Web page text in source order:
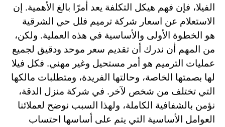
الفيلا، فإن فهم هيكل التكلفة يعد أمرًا بالغ الأهمية. إن
الاستعلام عن اسعار شركة ترميم فلل حي الشرقية
هو الخطوة الأولى والأساسية في هذه العملية. ولكن،
من المهم أن ندرك أن تقديم سعر موحد ودقيق لجميع
عمليات الترميم هو أمر مستحيل وغير مهني. فكل فيلا
لها بصمتها الخاصة، وحالتها الفريدة، ومتطلبات مالكها
التي تختلف من شخص لآخر. في شركة منزل الدقة،
نؤمن بالشفافية الكاملة، ولهذا السبب نوضح لعملائنا
العوامل الأساسية التي يتم على أساسها احتساب